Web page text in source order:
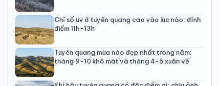
Chỉ số uv ở tuyên quang cao vào lúc nào: đỉnh
điểm 11h-13h
Tuyên quang mùa nào đẹp nhất trong năm:
tháng 9-10 khô mát và tháng 4-5 xuân về